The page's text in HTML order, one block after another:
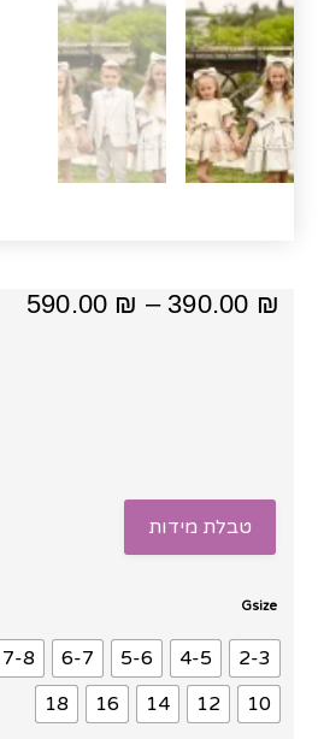
390.00 ₪
–
590.00 ₪
טבלת מידות
Gsize
2-3
4-5
5-6
6-7
7-8
10
12
14
16
18
כמות
שמלת
בורקד
אפרסק